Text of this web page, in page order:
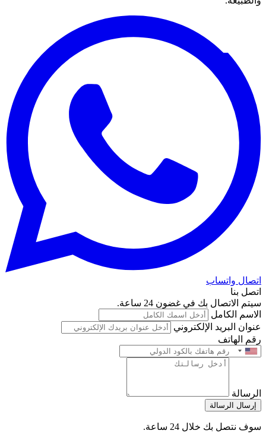
اتصال واتساب
اتصل بنا
سيتم الاتصال بك في غضون 24 ساعة.
الاسم الكامل
عنوان البريد الإلكتروني
رقم الهاتف
الرسالة
إرسال الرسالة
سوف نتصل بك خلال 24 ساعة.